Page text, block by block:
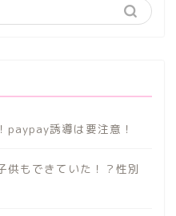
paypay誘導は要注意！
供もできていた！？性別